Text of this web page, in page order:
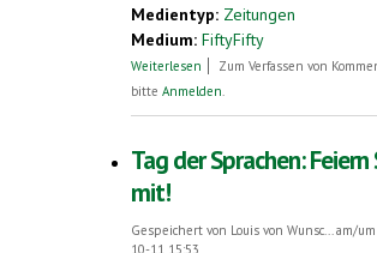
Medientyp: Zeitungen
Medium: FiftyFifty
Weiterlesen über Friedenssprache
Zum Verfassen von
bitte Anmelden.
Tag der Sprachen: Feiern
mit!
Gespeichert von Louis von Wunsc...am/um
10-11 15:53